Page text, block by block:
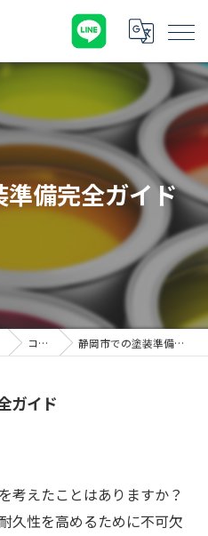
備完全ガイド
コラム 静岡市での塗装準備完全ガイド
ガイド
考えたことはありますか？
久性を高めるために不可欠